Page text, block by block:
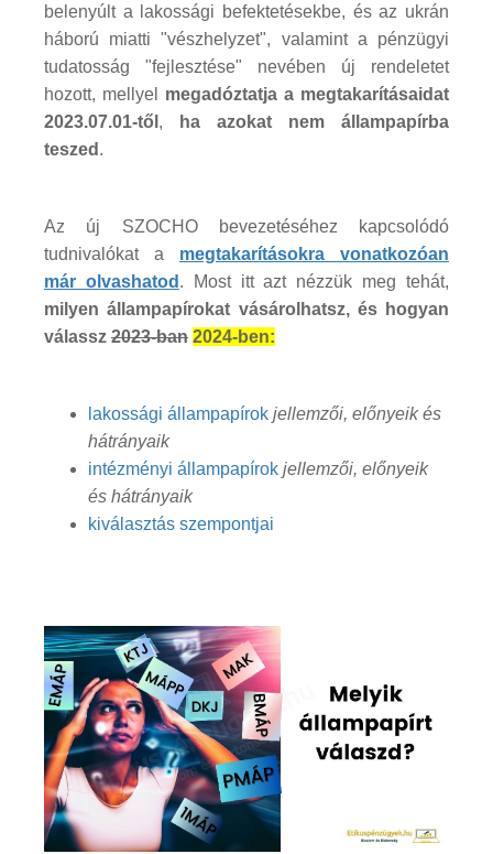
belenyúlt a lakossági befektetésekbe, és az ukrán
háború miatti "vészhelyzet", valamint a pénzügyi
tudatosság "fejlesztése" nevében új rendeletet
hozott, mellyel megadóztatja a megtakarításaidat
2023.07.01-től , ha azokat nem állampapírba
teszed .
Az új SZOCHO bevezetéséhez kapcsolódó
tudnivalókat a megtakarításokra vonatkozóan
már olvashatod . Most itt azt nézzük meg tehát,
milyen állampapírokat vásárolhatsz, és hogyan
válassz 2023-ban 2024-ben:
lakossági állampapírok jellemzői, előnyeik és
hátrányaik
intézményi állampapírok jellemzői, előnyeik
és hátrányaik
kiválasztás szempontjai